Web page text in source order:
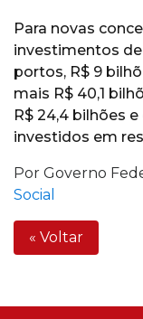
Para novas
investimentos de
portos, R$ 9
mais R$ 40,1
R$ 24,4 bilhões
investidos em
Por Governo
Social
« Voltar